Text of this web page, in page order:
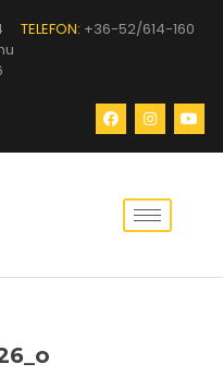
TELEFON: +36-52/614-160